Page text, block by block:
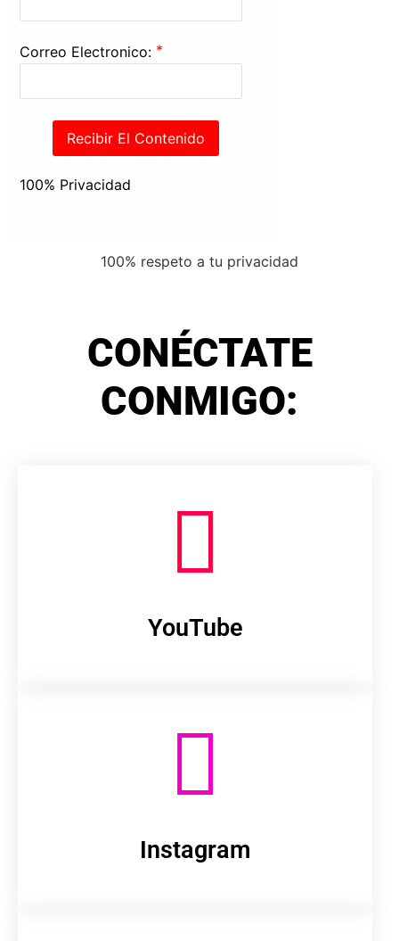
Correo Electronico: *
Recibir El Contenido
100% Privacidad
100% respeto a tu privacidad
CONÉCTATE
CONMIGO:
YouTube
Instagram